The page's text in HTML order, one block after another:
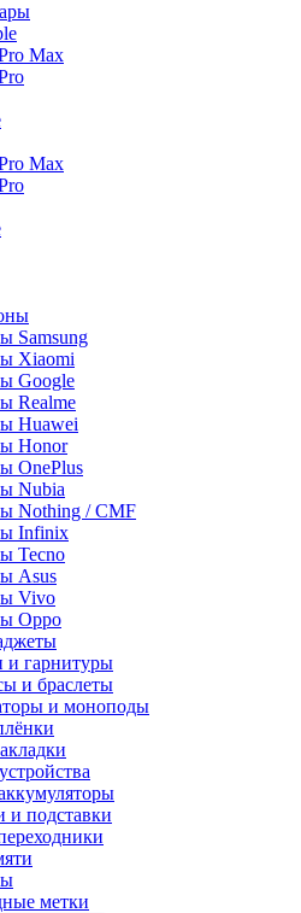
Max
Max
Samsung
Xiaomi
Google
Realme
Huawei
Honor
OnePlus
Nubia
Nothing / CMF
Infinix
Tecno
Asus
Vivo
Oppo
гарнитуры
и браслеты
и моноподы
и подставки
метки